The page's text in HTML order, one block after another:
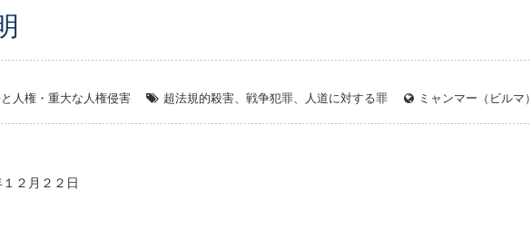
人権・重大な人権侵害 超法規的殺害、戦争犯罪、人道に対する罪 ミャンマー（ビルマ）
２月２２日